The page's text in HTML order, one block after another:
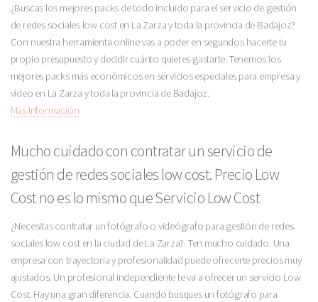
¿Buscas los mejores packs de todo incluido para el servicio de gestión
de redes sociales low cost en La Zarza y toda la provincia de Badajoz?
Con nuestra herramienta online vas a poder en segundos hacerte tu
propio presupuesto y decidir cuánto quieres gastarte. Tenemos los
mejores packs más económicos en servicios especiales para empresa y
vídeo en La Zarza y toda la provincia de Badajoz.
Más Información
Mucho cuidado con contratar un servicio de
gestión de redes sociales low cost. Precio Low
Cost no es lo mismo que Servicio Low Cost
¿Necesitas contratar un fotógrafo o videógrafo para gestión de redes
sociales low cost en la ciudad de La Zarza?. Ten mucho cuidado. Una
empresa con trayectoria y profesionalidad puede ofrecerte precios muy
ajustados. Un profesional independiente te va a ofrecer un servicio Low
Cost. Hay una gran diferencia. Cuando busques un fotógrafo para